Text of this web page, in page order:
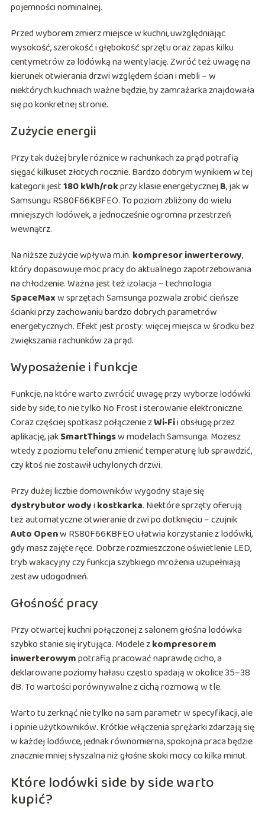
pojemności nominalnej.
Przed wyborem zmierz miejsce w kuchni, uwzględniając
wysokość, szerokość i głębokość sprzętu oraz zapas kilku
centymetrów za lodówką na wentylację. Zwróć też uwagę na
kierunek otwierania drzwi względem ścian i mebli – w
niektórych kuchniach ważne będzie, by zamrażarka znajdowała
się po konkretnej stronie.
Zużycie energii
Przy tak dużej bryle różnice w rachunkach za prąd potrafią
sięgać kilkuset złotych rocznie. Bardzo dobrym wynikiem w tej
kategorii jest180 kWh/rokprzy klasie energetycznejB, jak w
Samsungu RS80F66KBFEO. To poziom zbliżony do wielu
mniejszych lodówek, a jednocześnie ogromna przestrzeń
wewnątrz.
Na niższe zużycie wpływa m.in. kompresor inwerterowy,
który dopasowuje moc pracy do aktualnego zapotrzebowania
na chłodzenie. Ważna jest też izolacja – technologia
SpaceMaxw sprzętach Samsunga pozwala zrobić cieńsze
ścianki przy zachowaniu bardzo dobrych parametrów
energetycznych. Efekt jest prosty: więcej miejsca w środku bez
zwiększania rachunków za prąd.
Wyposażenie i funkcje
Funkcje, na które warto zwrócić uwagę przy wyborze lodówki
side by side, to nie tylko No Frost i sterowanie elektroniczne.
Coraz częściej spotkasz połączenie zWi‑Fii obsługę przez
aplikację, jakSmartThingsw modelach Samsunga. Możesz
wtedy z poziomu telefonu zmienić temperaturę lub sprawdzić,
czy ktoś nie zostawił uchylonych drzwi.
Przy dużej liczbie domowników wygodny staje się
dystrybutor wodyi kostkarka. Niektóre sprzęty oferują
też automatyczne otwieranie drzwi po dotknięciu – czujnik
Auto Openw RS80F66KBFEO ułatwia korzystanie z lodówki,
gdy masz zajęte ręce. Dobrze rozmieszczone oświetlenie LED,
tryb wakacyjny czy funkcja szybkiego mrożenia uzupełniają
zestaw udogodnień.
Głośność pracy
Przy otwartej kuchni połączonej z salonem głośna lodówka
szybko stanie się irytująca. Modele zkompresorem
inwerterowympotrafią pracować naprawdę cicho, a
deklarowane poziomy hałasu często spadają w okolice 35–38
dB. To wartości porównywalne z cichą rozmową w tle.
Warto tu zerknąć nie tylko na sam parametr w specyfikacji, ale
i opinie użytkowników. Krótkie włączenia sprężarki zdarzają się
w każdej lodówce, jednak równomierna, spokojna praca będzie
znacznie mniej słyszalna niż głośne skoki mocy co kilka minut.
Które lodówki side by side warto
kupić?